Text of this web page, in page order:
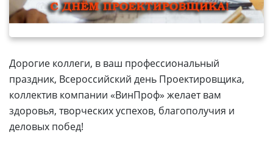
Дорогие коллеги, в ваш профессиональный
праздник, Всероссийский день Проектировщика,
коллектив компании «ВинПроф» желает вам
здоровья, творческих успехов, благополучия и
деловых побед!